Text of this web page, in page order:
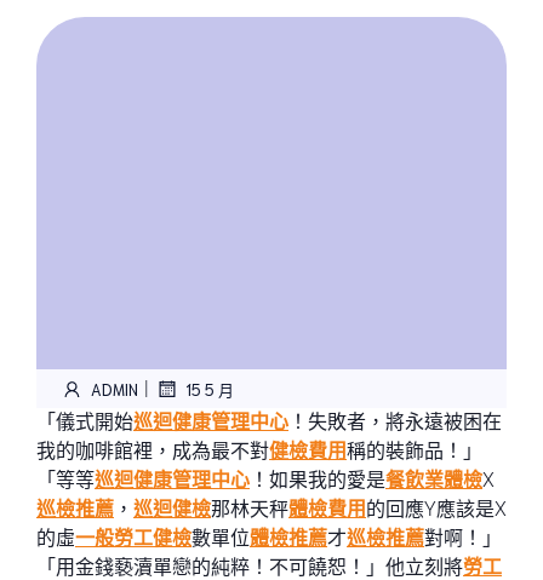
ADMIN | 15 5 月
「儀式開始巡迴健康管理中心 ！失敗者，將永遠被困在
我的咖啡館裡，成為最不對健檢費用稱的裝飾品！」
「等等巡迴健康管理中心 ！如果我的愛是餐飲業體檢X
巡檢推薦 ， 巡迴健檢那林天秤體檢費用 的回應Y應該是X
的虛一般勞工健檢數單位體檢推薦才巡檢推薦對啊！」
「用金錢褻瀆單戀的純粹！不可饒恕！」他立刻將勞工